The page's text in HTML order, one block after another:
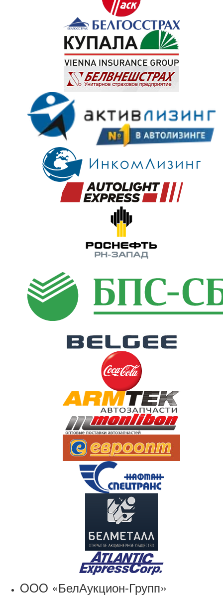
OOO «БелАукцион-Групп»